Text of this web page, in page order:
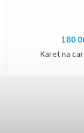
180
Karet na